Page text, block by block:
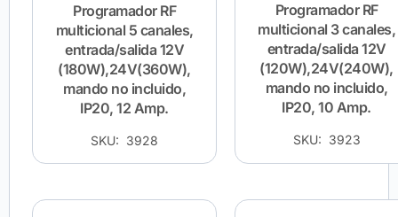
Programador RF
multicional 5 canales,
entrada/salida 12V
(180W),24V(360W),
mando no incluido,
IP20, 12 Amp.
SKU: 3928
Programador RF
multicional 3 canales,
entrada/salida 12V
(120W),24V(240W),
mando no incluido,
IP20, 10 Amp.
SKU: 3923